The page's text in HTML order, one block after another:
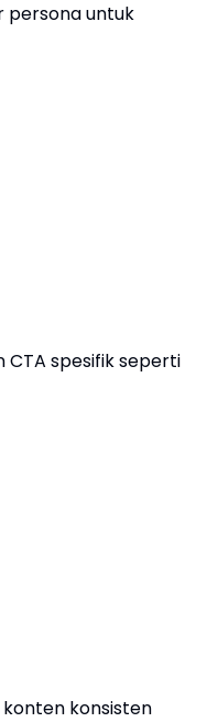
persona untuk
CTA spesifik seperti
konten konsisten